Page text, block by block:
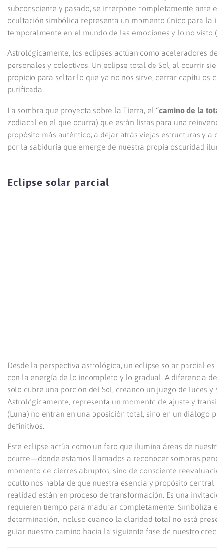
subconsciente y pasado, se interpone completamente ante
ocultación simbólica representa un momento único para la
temporalmente en el mundo de las emociones y lo no visto
Astrológicamente, los eclipses actúan como aceleradores
personales y colectivos. Un eclipse total de Sol, al ocurrir
propicio para soltar lo que ya no nos sirve, cerrar
purificada.
La sombra que proyecta sobre la Tierra, el “camino de la
zodiacal en el que ocurra) que están listas para una
propósito más auténtico, a dejar atrás viejas estructuras y
por la sabiduría que emerge de nuestra propia oscuridad
Eclipse solar parcial
Desde la perspectiva astrológica, un eclipse solar parcial
con la energía de lo incompleto y lo gradual. A diferencia
solo cubre una porción del Sol, creando un juego de luces
Astrológicamente, representa un momento de ajuste y
(Luna) no entran en una oposición total, sino en un
definitivos.
Este eclipse actúa como un faro que ilumina áreas de
ocurre—donde estamos llamados a reconocer sombras
momento de cierres abruptos, sino de consciente
oculto nos habla de que nuestra esencia y propósito
realidad están en proceso de transformación. Es una
requieren tiempo para madurar completamente. Simboliza
determinación, incluso cuando la claridad total no está
guiar nuestro camino hacia la siguiente fase de nuestro